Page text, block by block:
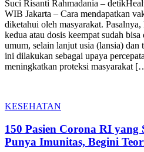
Suci Risanti Rahmadania –
WIB Jakarta – Cara mendapatkan
diketahui oleh masyarakat.
kedua atau dosis keempat sudah
umum, selain lanjut usia (lansia) dan
ini dilakukan sebagai upaya
meningkatkan proteksi masyarakat
KESEHATAN
150 Pasien Corona RI
Punya Imunitas, Begini